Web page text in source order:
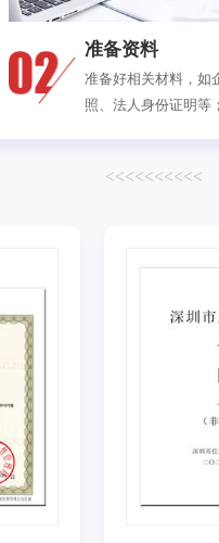
准备资料
准备好相关材料，如
照、法人身份证明等；
<<<<<<<<<<